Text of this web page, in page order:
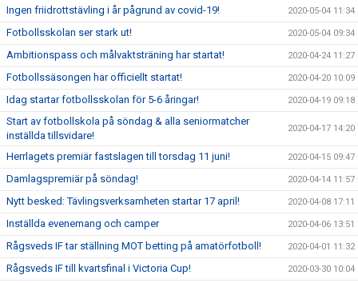
Ingen friidrottstävling i år pågrund av covid-19! 2020-05-04 11:34
Fotbollsskolan ser stark ut! 2020-05-04 09:34
Ambitionspass och målvaktsträning har startat! 2020-04-24 11:27
Fotbollssäsongen har officiellt startat! 2020-04-20 10:09
Idag startar fotbollsskolan för 5-6 åringar! 2020-04-19 09:18
Start av fotbollskola på söndag & alla seniormatcher
inställda tillsvidare!
2020-04-17 14:20
Herrlagets premiär fastslagen till torsdag 11 juni! 2020-04-15 09:47
Damlagspremiär på söndag! 2020-04-14 11:57
Nytt besked: Tävlingsverksamheten startar 17 april! 2020-04-08 17:11
Inställda evenemang och camper 2020-04-06 13:51
Rågsveds IF tar ställning MOT betting på amatörfotboll! 2020-04-01 11:32
Rågsveds IF till kvartsfinal i Victoria Cup! 2020-03-30 10:04